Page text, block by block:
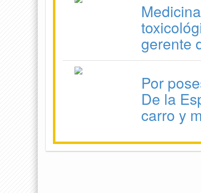
gerente
Por
De la
carro y